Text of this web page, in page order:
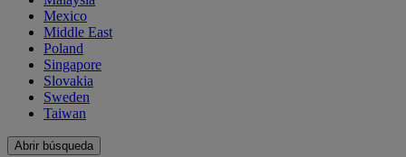
Mexico
Middle East
Poland
Singapore
Slovakia
Sweden
Taiwan
Abrir búsqueda